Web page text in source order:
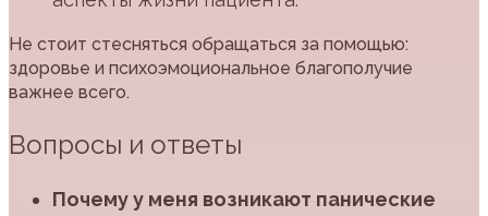
Не стоит стесняться обращаться за помощью:
здоровье и психоэмоциональное благополучие
важнее всего.
Вопросы и ответы
Почему у меня возникают панические